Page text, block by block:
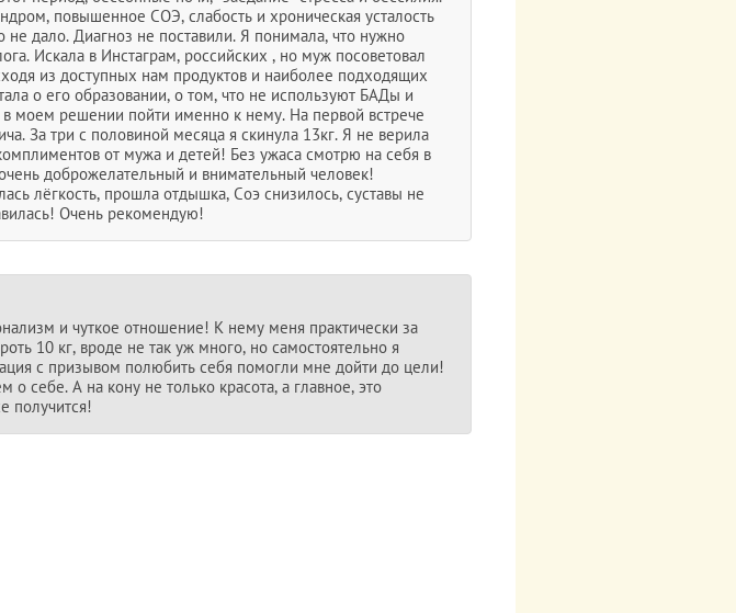
повышенное СОЭ, слабость и хроническая усталость
дало. Диагноз не поставили. Я понимала, что нужно
Искала в Инстаграм, российских , но муж посоветовал
из доступных нам продуктов и наиболее подходящих
о его образовании, о том, что не используют БАДы и
моем решении пойти именно к нему. На первой встрече
За три с половиной месяца я скинула 13кг. Я не верила
от мужа и детей! Без ужаса смотрю на себя в
доброжелательный и внимательный человек!
лёгкость, прошла отдышка, Соэ снизилось, суставы не
Очень рекомендую!
и чуткое отношение! К нему меня практически за
10 кг, вроде не так уж много, но самостоятельно я
с призывом полюбить себя помогли мне дойти до цели!
себе. А на кону не только красота, а главное, это
получится!